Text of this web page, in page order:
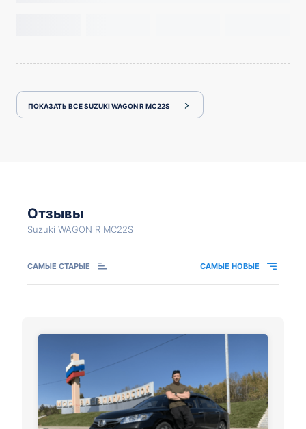
ПОКАЗАТЬ ВСЕ SUZUKI WAGON R MC22S
Отзывы
Suzuki WAGON R MC22S
САМЫЕ СТАРЫЕ САМЫЕ НОВЫЕ